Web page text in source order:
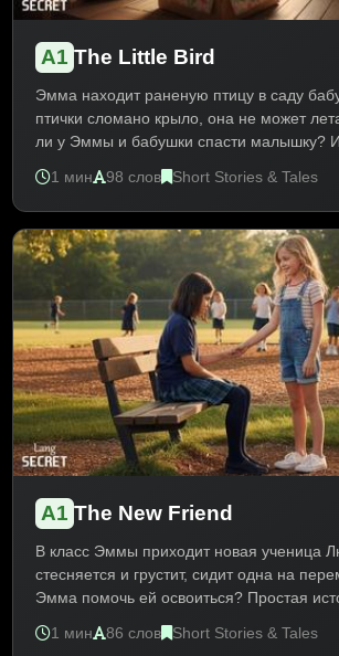
A1 The Little Bird
Эмма находит раненую птицу в саду
птички сломано крыло, она не может
ли у Эммы и бабушки спасти малышку?
начинающих учит лексике о животных,
эмоциях сопереживания. Практика
модальный глагол can/can't.
1 мин 98 слов Short Stories & Tales
A1 The New Friend
В класс Эммы приходит новая ученица
стесняется и грустит, сидит одна на
Эмма помочь ей освоиться? Простая
о школе, знакомстве и эмоциях.
1 мин 86 слов Short Stories & Tales